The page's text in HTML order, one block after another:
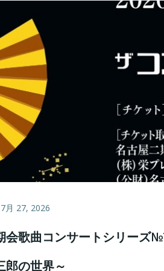
7月 27, 2026
会歌曲コンサートシリーズ
郎の世界～